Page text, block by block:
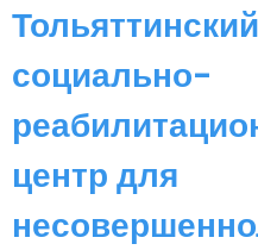
Тольяттинский
социально-
центр для